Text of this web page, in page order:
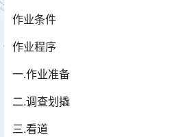
作业条件
作业程序
一.作业准备
二.调查划撬
三.看道